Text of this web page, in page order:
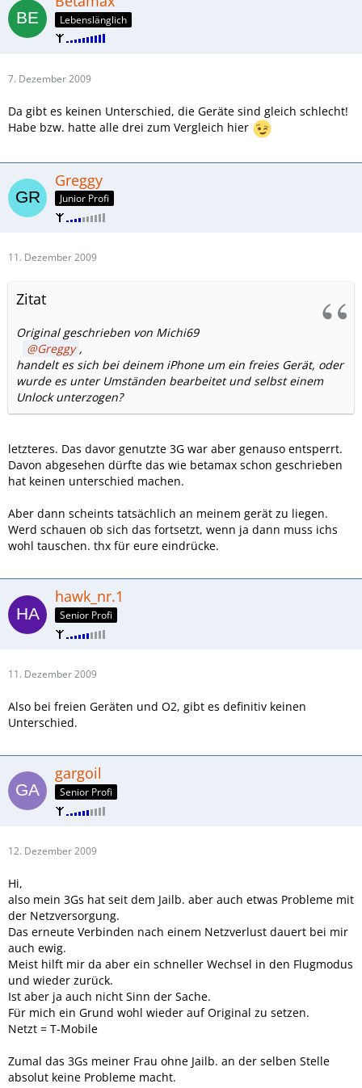
Lebenslänglich
7. Dezember 2009
Da gibt es keinen Unterschied, die Geräte sind gleich schlecht!
Habe bzw. hatte alle drei zum Vergleich hier
Greggy
Junior Profi
11. Dezember 2009
Zitat
Original geschrieben von Michi69
Greggy ,
handelt es sich bei deinem iPhone um ein freies Gerät, oder
wurde es unter Umständen bearbeitet und selbst einem
Unlock unterzogen?
letzteres. Das davor genutzte 3G war aber genauso entsperrt.
Davon abgesehen dürfte das wie betamax schon geschrieben
hat keinen unterschied machen.
Aber dann scheints tatsächlich an meinem gerät zu liegen.
Werd schauen ob sich das fortsetzt, wenn ja dann muss ichs
wohl tauschen. thx für eure eindrücke.
hawk_nr.1
Senior Profi
11. Dezember 2009
Also bei freien Geräten und O2, gibt es definitiv keinen
Unterschied.
gargoil
Senior Profi
12. Dezember 2009
Hi,
also mein 3Gs hat seit dem Jailb. aber auch etwas Probleme mit
der Netzversorgung.
Das erneute Verbinden nach einem Netzverlust dauert bei mir
auch ewig.
Meist hilft mir da aber ein schneller Wechsel in den Flugmodus
und wieder zurück.
Ist aber ja auch nicht Sinn der Sache.
Für mich ein Grund wohl wieder auf Original zu setzen.
Netzt = T-Mobile
Zumal das 3Gs meiner Frau ohne Jailb. an der selben Stelle
absolut keine Probleme macht.